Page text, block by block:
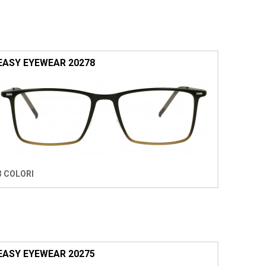
EYEWEAR 20278
COLORI
EYEWEAR 20275